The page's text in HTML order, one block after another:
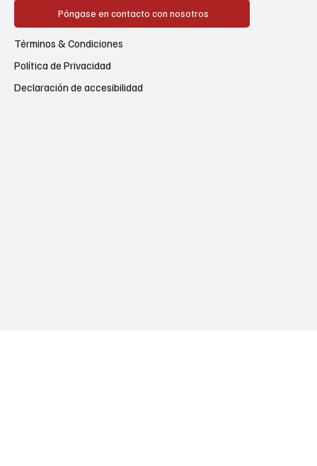
Póngase en contacto con nosotros
Política de Privacidad
Términos & Condiciones
Declaración de accesibilidad